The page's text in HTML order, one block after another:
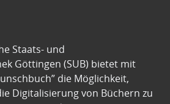
Staats- und
Göttingen (SUB) bietet mit
die Möglichkeit,
Digitalisierung von Büchern zu